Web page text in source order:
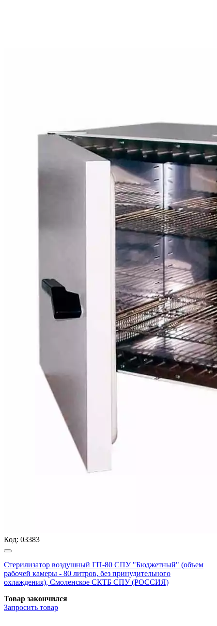
Код: 03383
Стерилизатор воздушный ГП-80 СПУ "Бюджетный" (объем
рабочей камеры - 80 литров, без принудительного
охлаждения), Смоленское СКТБ СПУ (РОССИЯ)
Товар закончился
Запросить товар